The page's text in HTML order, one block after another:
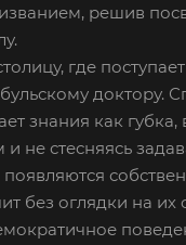
решив
где
доктору.
знания как губка,
и не стесняясь
появляются
без оглядки на их